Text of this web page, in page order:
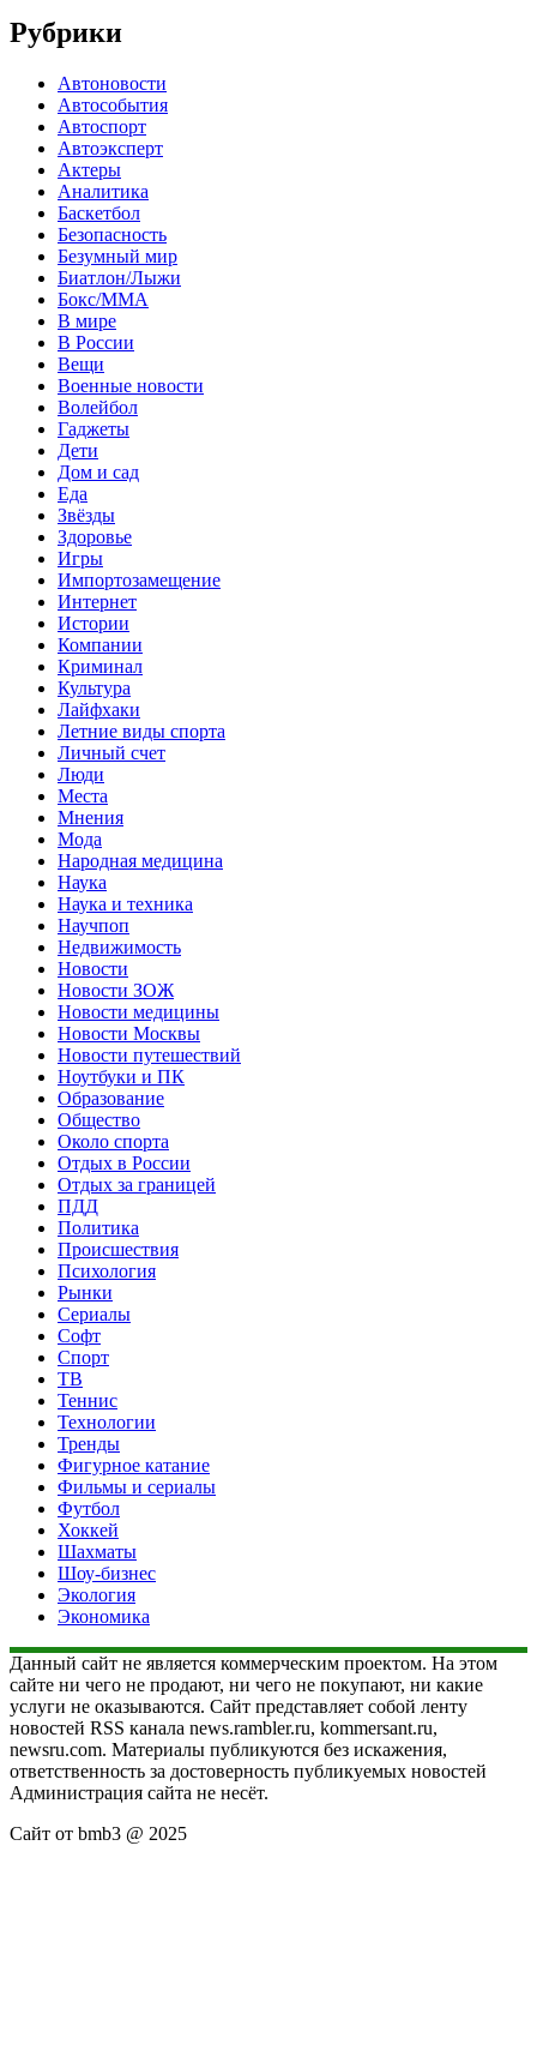
Рубрики
Автоновости
Автособытия
Автоспорт
Автоэксперт
Актеры
Аналитика
Баскетбол
Безопасность
Безумный мир
Биатлон/Лыжи
Бокс/MMA
В мире
В России
Вещи
Военные новости
Волейбол
Гаджеты
Дети
Дом и сад
Еда
Звёзды
Здоровье
Игры
Импортозамещение
Интернет
Истории
Компании
Криминал
Культура
Лайфхаки
Летние виды спорта
Личный счет
Люди
Места
Мнения
Мода
Народная медицина
Наука
Наука и техника
Научпоп
Недвижимость
Новости
Новости ЗОЖ
Новости медицины
Новости Москвы
Новости путешествий
Ноутбуки и ПК
Образование
Общество
Около спорта
Отдых в России
Отдых за границей
ПДД
Политика
Происшествия
Психология
Рынки
Сериалы
Софт
Спорт
ТВ
Теннис
Технологии
Тренды
Фигурное катание
Фильмы и сериалы
Футбол
Хоккей
Шахматы
Шоу-бизнес
Экология
Экономика
Данный сайт не является коммерческим проектом. На этом
сайте ни чего не продают, ни чего не покупают, ни какие
услуги не оказываются. Сайт представляет собой ленту
новостей RSS канала news.rambler.ru, kommersant.ru,
newsru.com. Материалы публикуются без искажения,
ответственность за достоверность публикуемых новостей
Администрация сайта не несёт.
Сайт от bmb3 @ 2025